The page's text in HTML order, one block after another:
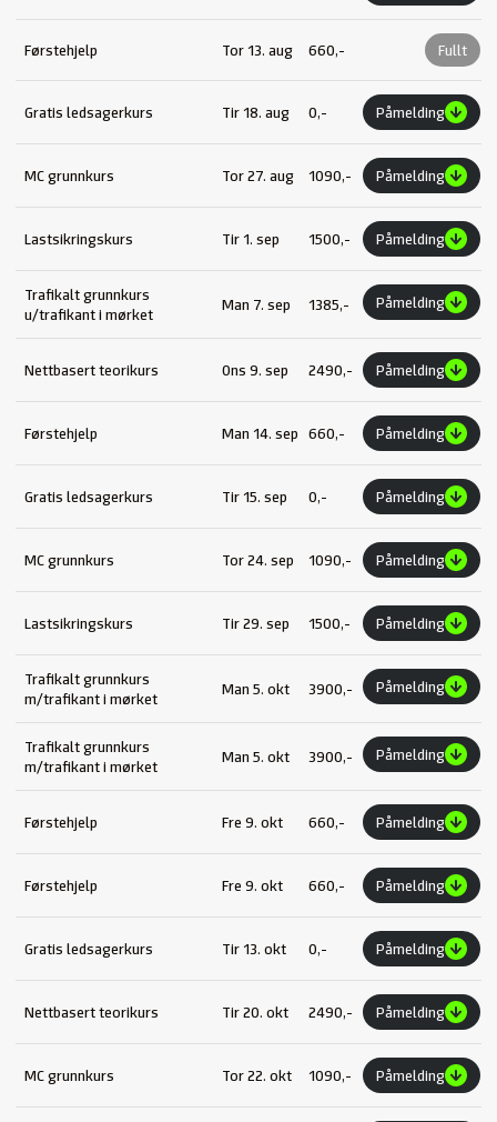
Førstehjelp Tor 13. aug 660,- Fullt
Gratis ledsagerkurs Tir 18. aug 0,- Påmelding
MC grunnkurs Tor 27. aug 1090,- Påmelding
Lastsikringskurs Tir 1. sep 1500,- Påmelding
Trafikalt grunnkurs
u/trafikant i mørket
Man 7. sep 1385,- Påmelding
Nettbasert teorikurs Ons 9. sep 2490,- Påmelding
Førstehjelp Man 14. sep 660,- Påmelding
Gratis ledsagerkurs Tir 15. sep 0,- Påmelding
MC grunnkurs Tor 24. sep 1090,- Påmelding
Lastsikringskurs Tir 29. sep 1500,- Påmelding
Trafikalt grunnkurs
m/trafikant i mørket
Man 5. okt 3900,- Påmelding
Trafikalt grunnkurs
m/trafikant i mørket
Man 5. okt 3900,- Påmelding
Førstehjelp Fre 9. okt 660,- Påmelding
Førstehjelp Fre 9. okt 660,- Påmelding
Gratis ledsagerkurs Tir 13. okt 0,- Påmelding
Nettbasert teorikurs Tir 20. okt 2490,- Påmelding
MC grunnkurs Tor 22. okt 1090,- Påmelding